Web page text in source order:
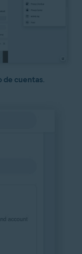
de cuentas.